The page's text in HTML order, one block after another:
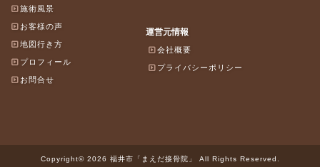
施術風景
お客様の声
地図行き方
プロフィール
お問合せ
運営元情報
会社概要
プライバシーポリシー
Copyright© 2026 福井市「まえだ接骨院」 All Rights Reserved.